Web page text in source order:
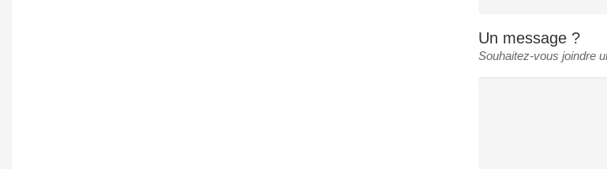
Un message ?
Souhaitez-vous joindre